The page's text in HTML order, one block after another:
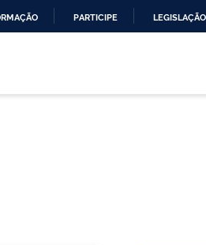
PARTICIPE LEGISLAÇÃO